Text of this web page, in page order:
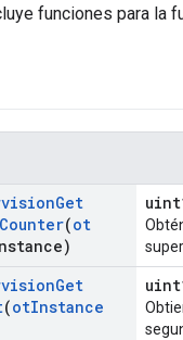
funciones para la
Get
Counter(ot
Get
(otInstance